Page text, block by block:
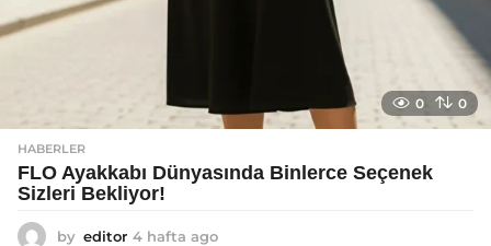
0 0
HABERLER
FLO Ayakkabı Dünyasında Binlerce Seçenek
Sizleri Bekliyor!
by editor 4 hafta ago